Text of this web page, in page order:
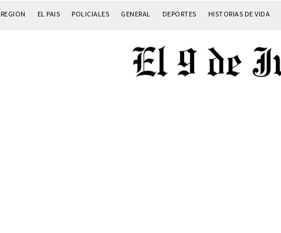
EL PAIS POLICIALES GENERAL DEPORTES HISTORIAS DE VIDA